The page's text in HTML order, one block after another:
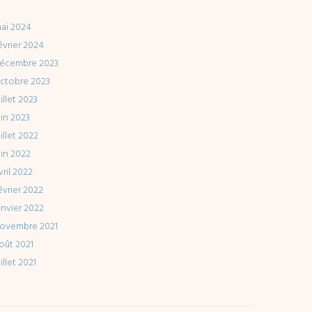
2024
2024
2023
2023
2023
2023
2022
2022
2022
2022
2022
2021
2021
2021